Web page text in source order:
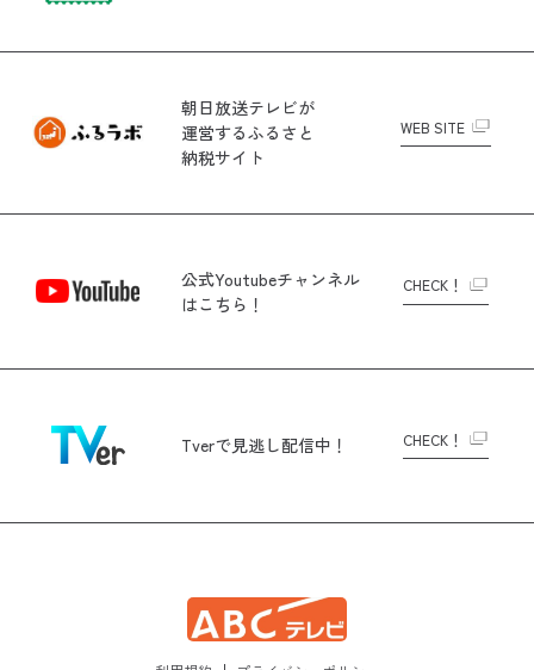
朝日放送テレビが
運営するふるさと
納税サイト
WEB SITE
公式Youtubeチャンネル
はこちら！
CHECK！
Tverで見逃し配信中！ CHECK！